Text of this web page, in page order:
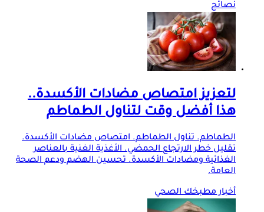
نصائح
لتعزيز امتصاص مضادات الأكسدة..
هذا أفضل وقت لتناول الطماطم
الطماطم. تناول الطماطم. امتصاص مضادات الأكسدة.
تقليل خطر الارتجاع الحمضي. الأغذية الغنية بالعناصر
الغذائية ومضادات الأكسدة. تحسين الهضم ودعم الصحة
العامة.
أخبار مطبخك الصحي